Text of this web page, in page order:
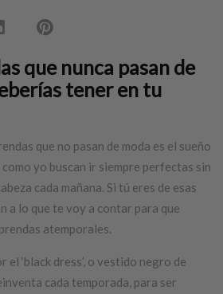
que nunca pasan de
tener en tu
que no pasan de moda es el sueño
como yo buscan ir siempre perfectas sin
cada mañana. Si tú eres de esas
a lo que te voy a contar para que
atemporales.
el ‘black dress’, o vestido negro de
cada temporada, para ser